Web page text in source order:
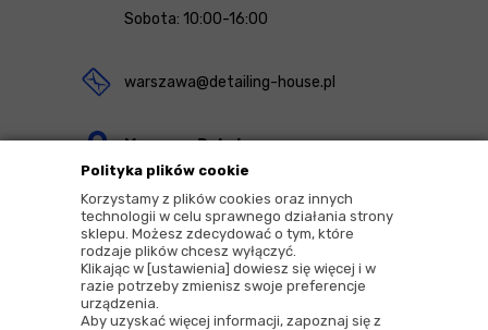
Polityka plików cookie
Korzystamy z plików cookies oraz innych
technologii w celu sprawnego działania strony
sklepu. Możesz zdecydować o tym, które
rodzaje plików chcesz wyłączyć.
Klikając w [ustawienia] dowiesz się więcej i w
razie potrzeby zmienisz swoje preferencje
urządzenia.
Aby uzyskać więcej informacji, zapoznaj się z
Sobota: 10:00-16:00
warszawa@detailing-house.pl
Magazyn Rekcin
Nomos Sp. z o.o. sp.k.
ul. Agrestowa 1
83-010 Rekcin